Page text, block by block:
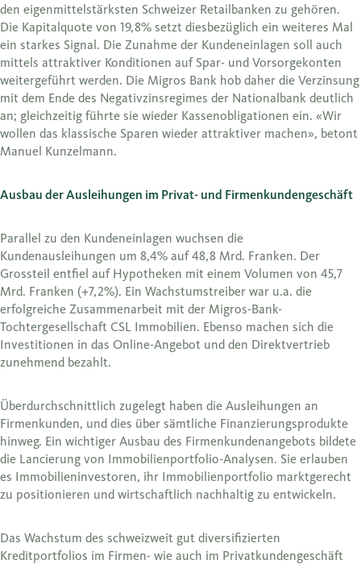
den eigenmittelstärksten Schweizer Retailbanken zu gehören.
Die Kapitalquote von 19,8% setzt diesbezüglich ein weiteres Mal
ein starkes Signal. Die Zunahme der Kundeneinlagen soll auch
mittels attraktiver Konditionen auf Spar- und Vorsorgekonten
weitergeführt werden. Die Migros Bank hob daher die Verzinsung
mit dem Ende des Negativzinsregimes der Nationalbank deutlich
an; gleichzeitig führte sie wieder Kassenobligationen ein. «Wir
wollen das klassische Sparen wieder attraktiver machen», betont
Manuel Kunzelmann.
Ausbau der Ausleihungen im Privat- und Firmenkundengeschäft
Parallel zu den Kundeneinlagen wuchsen die
Kundenausleihungen um 8,4% auf 48,8 Mrd. Franken. Der
Grossteil entfiel auf Hypotheken mit einem Volumen von 45,7
Mrd. Franken (+7,2%). Ein Wachstumstreiber war u.a. die
erfolgreiche Zusammenarbeit mit der Migros-Bank-
Tochtergesellschaft CSL Immobilien. Ebenso machen sich die
Investitionen in das Online-Angebot und den Direktvertrieb
zunehmend bezahlt.
Überdurchschnittlich zugelegt haben die Ausleihungen an
Firmenkunden, und dies über sämtliche Finanzierungsprodukte
hinweg. Ein wichtiger Ausbau des Firmenkundenangebots bildete
die Lancierung von Immobilienportfolio-Analysen. Sie erlauben
es Immobilieninvestoren, ihr Immobilienportfolio marktgerecht
zu positionieren und wirtschaftlich nachhaltig zu entwickeln.
Das Wachstum des schweizweit gut diversifizierten
Kreditportfolios im Firmen- wie auch im Privatkundengeschäft